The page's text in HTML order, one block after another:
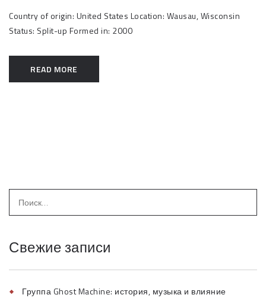
Country of origin: United States Location: Wausau, Wisconsin
Status: Split-up Formed in: 2000
READ MORE
Свежие записи
Группа Ghost Machine: история, музыка и влияние